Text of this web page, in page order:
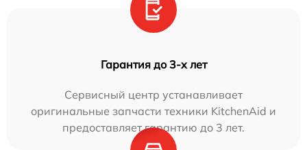
Гарантия до 3-х лет
Сервисный центр устанавливает
оригинальные запчасти техники KitchenAid и
предоставляет гарантию до 3 лет.